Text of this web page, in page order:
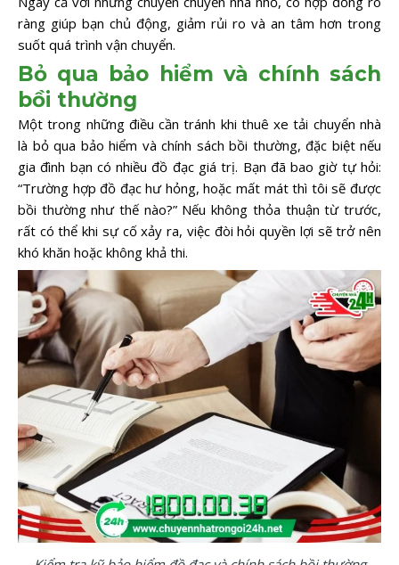
ràng giúp bạn chủ động, giảm rủi ro và an tâm hơn trong
suốt quá trình vận chuyển.
Bỏ qua bảo hiểm và chính sách
bồi thường
Một trong những điều cần tránh khi thuê xe tải chuyển nhà
là bỏ qua bảo hiểm và chính sách bồi thường, đặc biệt nếu
gia đình bạn có nhiều đồ đạc giá trị. Bạn đã bao giờ tự hỏi:
“Trường hợp đồ đạc hư hỏng, hoặc mất mát thì tôi sẽ được
bồi thường như thế nào?” Nếu không thỏa thuận từ trước,
rất có thể khi sự cố xảy ra, việc đòi hỏi quyền lợi sẽ trở nên
khó khăn hoặc không khả thi.